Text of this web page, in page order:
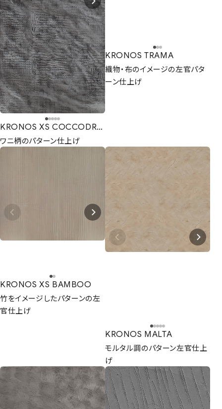
KRONOS XS COCCODRILLO
ワニ柄のパターン仕上げ
KRONOS TRAMA
織物・布のイメージの左官パタ
ーン仕上げ
KRONOS XS BAMBOO
竹をイメージしたパターンの左
官仕上げ
KRONOS MALTA
モルタル調のパターン左官仕上
げ